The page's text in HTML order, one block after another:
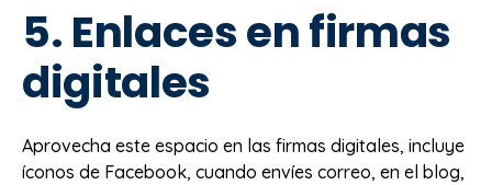
5. Enlaces en firmas
digitales
Aprovecha este espacio en las firmas digitales, incluye
íconos de Facebook, cuando envíes correo, en el blog,